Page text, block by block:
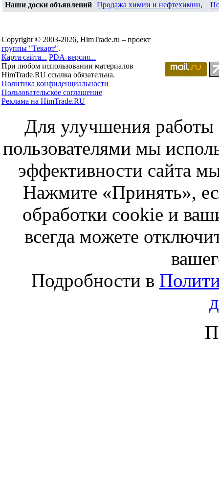
Наши доски объявлений Продажа химии и нефтехимии,
Copyright © 2003-2026, HimTrade.ru – проект
группы "Текарт".
Карта сайта... PDA-версия...
При любом использовании материалов
HimTrade.RU ссылка обязательна.
Политика конфиденциальности
Пользовательское соглашение
Реклама на HimTrade.RU
Для улучшения работы
пользователями мы
эффективности сайта
Нажмите «Принять»,
обработки cookie и
всегда можете
Подробности в